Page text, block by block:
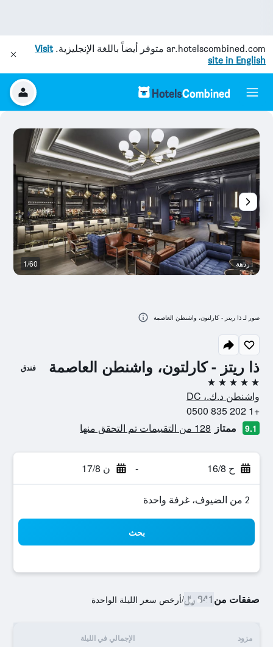
ar.hotelscombined.com متوفر أيضاً باللغة الإنجليزية.Visit
site in English
ذا ريتز - كارلتون، واشنطن العاصمة فندق
5 نجوم
واشنطن د.ك.، DC
+1 202 835 0500
9.1 ممتاز 128 من التقييمات تم التحقق منها
ح 16/8 - ن 17/8
2 من الضيوف، غرفة واحدة
بحث
صفقات من841 ﷼ /أرخص سعر الليلة الواحدة
مزود الإجمالي في الليلة
ردهة 1/60
صور لـ ذا ريتز - كارلتون، واشنطن العاصمة